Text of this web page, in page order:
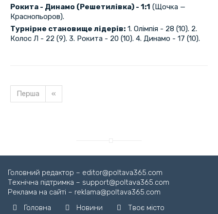
Рокита - Динамо (Решетилівка) - 1:1 (Щочка —
Краснопьоров).
Турнірне становище лідерів:1. Олімпія - 28 (10). 2.
Колос Л - 22 (9). 3. Рокита - 20 (10). 4. Динамо - 17 (10).
Перша «
Завантажуємо новину...